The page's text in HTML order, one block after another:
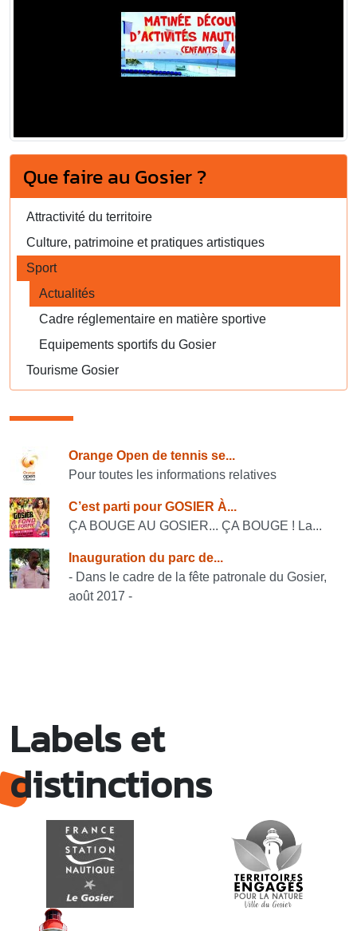
Que faire au Gosier ?
Attractivité du territoire
Culture, patrimoine et pratiques artistiques
Sport
Actualités
Cadre réglementaire en matière sportive
Equipements sportifs du Gosier
Tourisme Gosier
Consulter également
Orange Open de tennis se...
Pour toutes les informations relatives
C’est parti pour GOSIER À...
ÇA BOUGE AU GOSIER... ÇA BOUGE ! La...
Inauguration du parc de...
- Dans le cadre de la fête patronale du Gosier,
août 2017 -
Labels et
distinctions